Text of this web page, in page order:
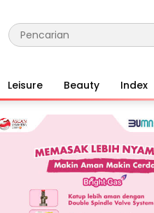
Leisure Beauty Index